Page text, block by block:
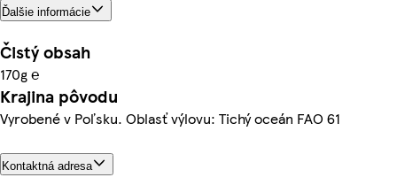
Ďalšie informácie
Čistý obsah
170g ℮
Krajina pôvodu
Vyrobené v Poľsku. Oblasť výlovu: Tichý oceán FAO 61
Kontaktná adresa